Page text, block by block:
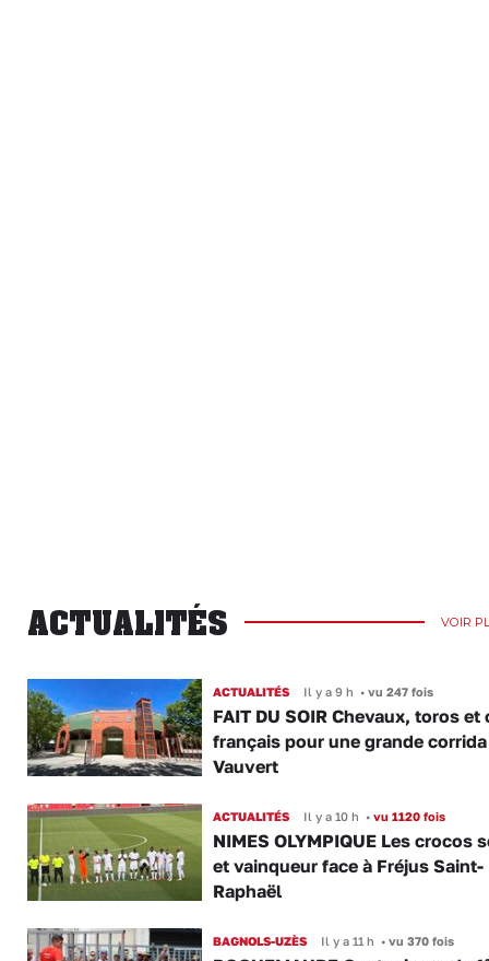
ACTUALITÉS VOIR
ACTUALITÉS Il y a 9 h •vu 247 fois
FAIT DU SOIR Chevaux, toros et
français pour une grande corrida
Vauvert
ACTUALITÉS Il y a 10 h •vu 1120 fois
NIMES OLYMPIQUE Les crocos
et vainqueur face à Fréjus Saint-
Raphaël
BAGNOLS-UZÈS Il y a 11 h •vu 370 fois